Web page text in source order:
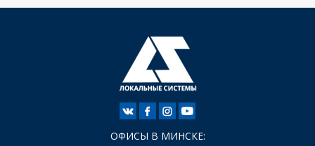
ОФИСЫ В МИНСКЕ: